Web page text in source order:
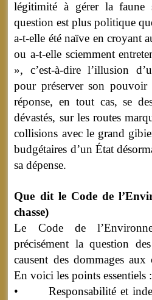
légitimité à gérer la faune
question est plus politique
a-t-elle été naïve en croyant
ou a-t-elle sciemment
», c’est-à-dire l’illusion
pour préserver son pouvoir
réponse, en tout cas, se
dévastés, sur les routes
collisions avec le grand
budgétaires d’un État
sa dépense.
Que dit le Code de
chasse)
Le Code de
précisément la question
causent des dommages
En voici les points essentiels :
• Responsabilité et